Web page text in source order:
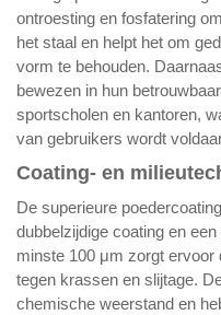
ontroesting en fosfatering
het staal en helpt het om
vorm te behouden.
bewezen in hun
sportscholen en kantoren,
van gebruikers wordt
Coating- en
De superieure
dubbelzijdige coating en
minste 100 μm zorgt ervoor
tegen krassen en slijtage.
chemische weerstand en